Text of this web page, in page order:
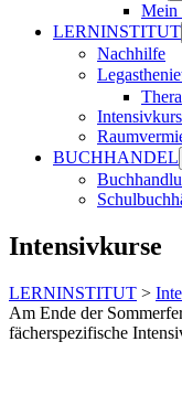
Mein
LERNINSTITUT
Nachhilfe
BUCHHANDEL
Intensivkurse
LERNINSTITUT >
Am Ende der
fächerspezifische